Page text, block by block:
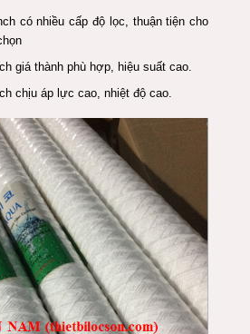
có nhiều cấp độ lọc, thuận tiện cho
giá thành phù hợp, hiệu suất cao.
chịu áp lực cao, nhiệt độ cao.